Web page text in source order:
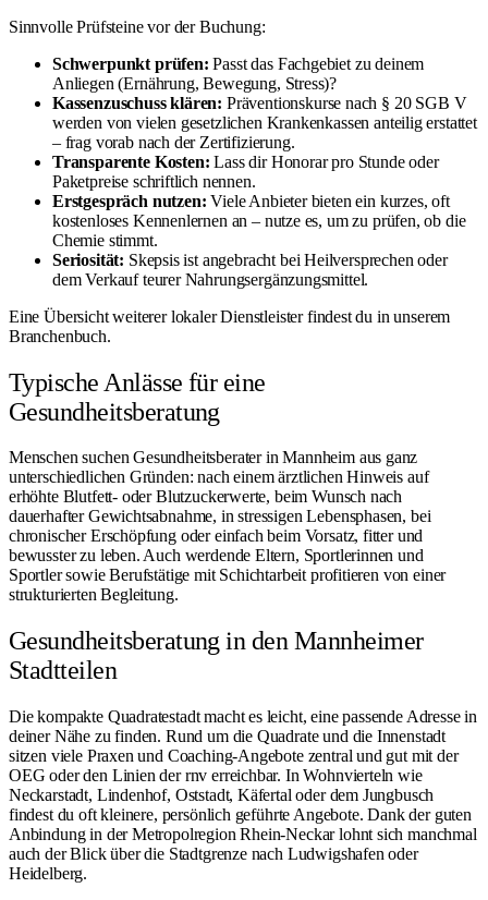
Sinnvolle Prüfsteine vor der Buchung:
Schwerpunkt prüfen: Passt das Fachgebiet zu deinem
Anliegen (Ernährung, Bewegung, Stress)?
Kassenzuschuss klären: Präventionskurse nach § 20 SGB V
werden von vielen gesetzlichen Krankenkassen anteilig erstattet
– frag vorab nach der Zertifizierung.
Transparente Kosten: Lass dir Honorar pro Stunde oder
Paketpreise schriftlich nennen.
Erstgespräch nutzen: Viele Anbieter bieten ein kurzes, oft
kostenloses Kennenlernen an – nutze es, um zu prüfen, ob die
Chemie stimmt.
Seriosität: Skepsis ist angebracht bei Heilversprechen oder
dem Verkauf teurer Nahrungsergänzungsmittel.
Eine Übersicht weiterer lokaler Dienstleister findest du in unserem
Branchenbuch.
Typische Anlässe für eine
Gesundheitsberatung
Menschen suchen Gesundheitsberater in Mannheim aus ganz
unterschiedlichen Gründen: nach einem ärztlichen Hinweis auf
erhöhte Blutfett- oder Blutzuckerwerte, beim Wunsch nach
dauerhafter Gewichtsabnahme, in stressigen Lebensphasen, bei
chronischer Erschöpfung oder einfach beim Vorsatz, fitter und
bewusster zu leben. Auch werdende Eltern, Sportlerinnen und
Sportler sowie Berufstätige mit Schichtarbeit profitieren von einer
strukturierten Begleitung.
Gesundheitsberatung in den Mannheimer
Stadtteilen
Die kompakte Quadratestadt macht es leicht, eine passende Adresse in
deiner Nähe zu finden. Rund um die Quadrate und die Innenstadt
sitzen viele Praxen und Coaching-Angebote zentral und gut mit der
OEG oder den Linien der rnv erreichbar. In Wohnvierteln wie
Neckarstadt, Lindenhof, Oststadt, Käfertal oder dem Jungbusch
findest du oft kleinere, persönlich geführte Angebote. Dank der guten
Anbindung in der Metropolregion Rhein-Neckar lohnt sich manchmal
auch der Blick über die Stadtgrenze nach Ludwigshafen oder
Heidelberg.